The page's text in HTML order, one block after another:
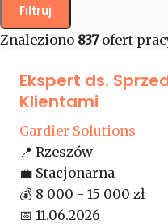
Filtruj
Znaleziono 837ofert
Ekspert ds.
Klientami
Gardier Solutions
📍 Rzeszów
💼 Stacjonarna
💰 8 000 - 15 000 zł
📅 11.06.2026